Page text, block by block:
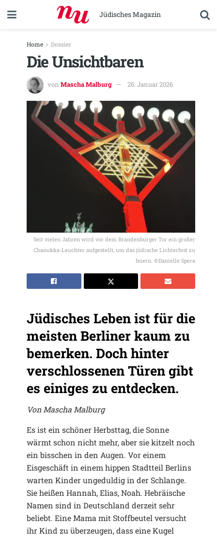
Jüdisches Magazin
Home Dossier
Die Unsichtbaren
von Mascha Malburg 26. Januar 2026
Seit vielen Jahren wird vor dem Brandenburger Tor ein großer
Chanukka-Leuchter aufgestellt, um das jüdische Lichterfest zu
feiern. ©Danielle Spera
Jüdisches Leben ist für die
meisten Berliner kaum zu
bemerken. Doch hinter
verschlossenen Türen gibt
es einiges zu entdecken.
Von Mascha Malburg
Es ist ein schöner Herbsttag, die Sonne
wärmt schon nicht mehr, aber sie kitzelt noch
ein bisschen in den Augen. Vor einem
Eisgeschäft in einem hippen Stadtteil Berlins
warten Kinder ungeduldig in der Schlange.
Sie heißen Hannah, Elias, Noah. Hebräische
Namen sind in Deutschland derzeit sehr
beliebt. Eine Mama mit Stoffbeutel versucht
ihr Kind zu überzeugen, dass eine Kugel